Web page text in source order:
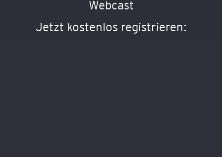
Webcast
Jetzt kostenlos registrieren: